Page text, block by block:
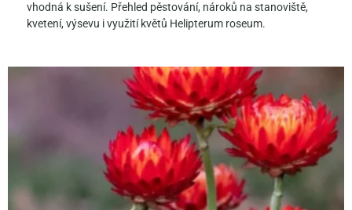
vhodná k sušení. Přehled pěstování, nároků na stanoviště,
kvetení, výsevu i využití květů Helipterum roseum.